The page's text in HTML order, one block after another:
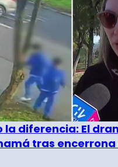
la diferencia: El
tras encerrona